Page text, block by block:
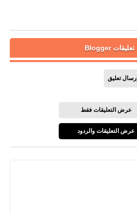
تعليقات Blogger
إرسال تعليق
عرض التعليقات فقط
عرض التعليقات والردود